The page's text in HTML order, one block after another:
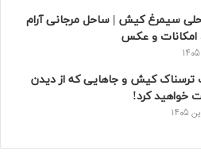
سیمرغ کیش | ساحل مرجانی آرام
امکانات و عکس
ترسناک کیش و جاهایی که از دیدن
خواهید کرد!